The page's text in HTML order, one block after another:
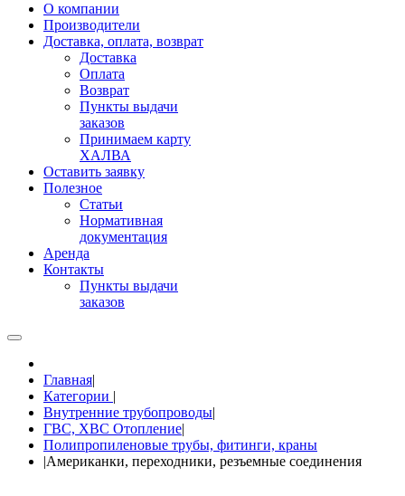
О компании
Производители
Доставка, оплата, возврат
Доставка
Оплата
Возврат
Пункты выдачи
заказов
Принимаем карту
ХАЛВА
Оставить заявку
Полезное
Статьи
Нормативная
документация
Аренда
Контакты
Пункты выдачи
заказов
Главная|
Категории |
Внутренние трубопроводы|
ГВС, ХВС Отопление|
Полипропиленовые трубы, фитинги, краны
|Американки, переходники, резъемные соединения